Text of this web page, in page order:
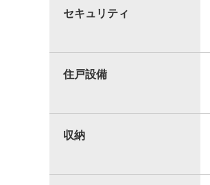
セキュリティ
住戸設備
収納